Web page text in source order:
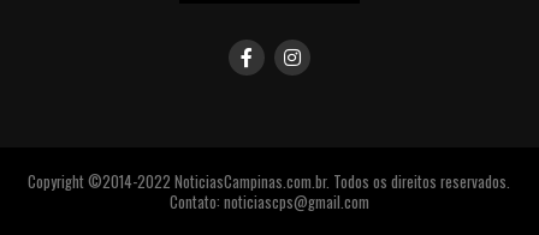
Copyright ©2014-2022 NoticiasCampinas.com.br. Todos os direitos reservados.
Contato: noticiascps@gmail.com